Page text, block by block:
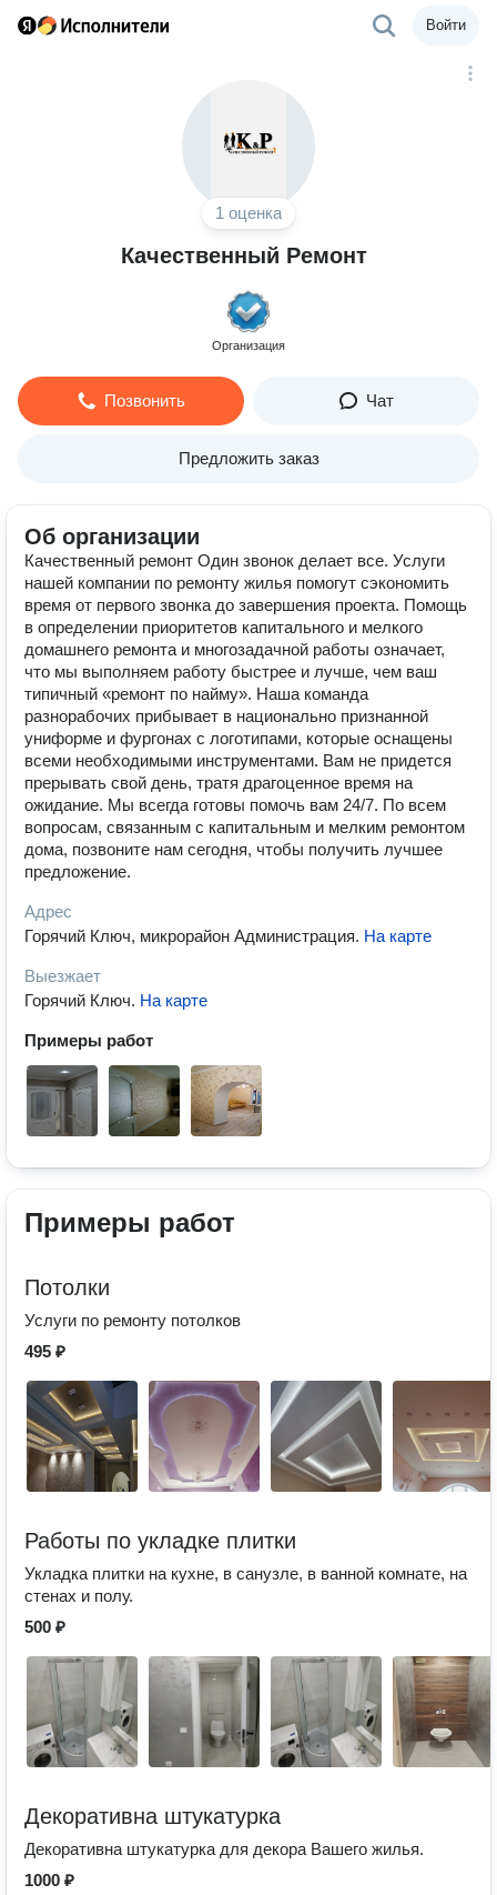
Войти
1 оценка
Качественный Ремонт
Организация
Позвонить Чат
Предложить заказ
Об организации
Качественный ремонт Один звонок делает все. Услуги
нашей компании по ремонту жилья помогут сэкономить
время от первого звонка до завершения проекта. Помощь
в определении приоритетов капитального и мелкого
домашнего ремонта и многозадачной работы означает,
что мы выполняем работу быстрее и лучше, чем ваш
типичный «ремонт по найму». Наша команда
разнорабочих прибывает в национально признанной
униформе и фургонах с логотипами, которые оснащены
всеми необходимыми инструментами. Вам не придется
прерывать свой день, тратя драгоценное время на
ожидание. Мы всегда готовы помочь вам 24/7. По всем
вопросам, связанным с капитальным и мелким ремонтом
дома, позвоните нам сегодня, чтобы получить лучшее
предложение.
Адрес
Горячий Ключ, микрорайон Администрация. На карте
Выезжает
Горячий Ключ. На карте
Примеры работ
Примеры работ
Потолки
Услуги по ремонту потолков
495 ₽
Работы по укладке плитки
Укладка плитки на кухне, в санузле, в ванной комнате, на
стенах и полу.
500 ₽
Декоративна штукатурка
Декоративна штукатурка для декора Вашего жилья.
1000 ₽